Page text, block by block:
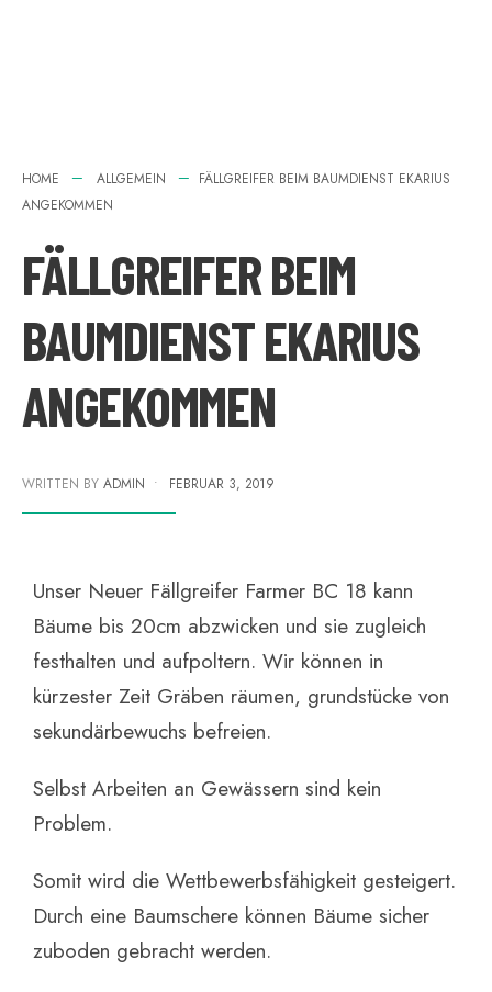
HOME ALLGEMEIN
FÄLLGREIFER BEIM BAUMDIENST EKARIUS
ANGEKOMMEN
FÄLLGREIFER BEIM
BAUMDIENST EKARIUS
ANGEKOMMEN
WRITTEN BY ADMIN • FEBRUAR 3, 2019
Unser Neuer Fällgreifer Farmer BC 18 kann
Bäume bis 20cm abzwicken und sie zugleich
festhalten und aufpoltern. Wir können in
kürzester Zeit Gräben räumen, grundstücke von
sekundärbewuchs befreien.
Selbst Arbeiten an Gewässern sind kein
Problem.
Somit wird die Wettbewerbsfähigkeit gesteigert.
Durch eine Baumschere können Bäume sicher
zuboden gebracht werden.